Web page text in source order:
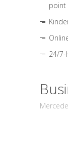
point
24/7-